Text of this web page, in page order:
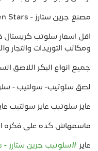
مصنع جرين ستارز - Green Stars
اقل اسعار سلوتب
ومكاتب التوريدات والتجار
جميع انواع البكر اللاصق
لصق سلوتيب- سولتيب -
عايز سلوتيب عايز سولتيب
ماسمهاش كده على فكره
عايز #سلوتيب جرين ستارز - Green Stars